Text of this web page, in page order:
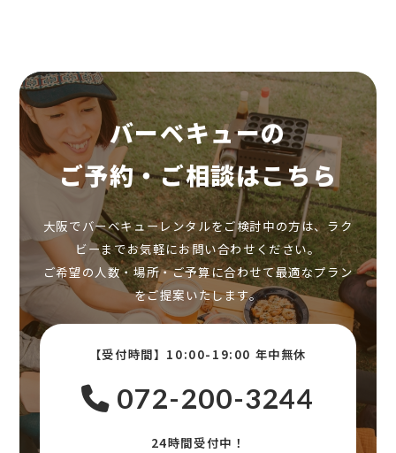
バーベキューの
ご予約・ご相談はこちら
大阪でバーベキューレンタルをご検討中の方は、ラク
ビーまでお気軽にお問い合わせください。
ご希望の人数・場所・ご予算に合わせて最適なプラン
をご提案いたします。
【受付時間】10:00-19:00 年中無休
072-200-3244
24時間受付中！